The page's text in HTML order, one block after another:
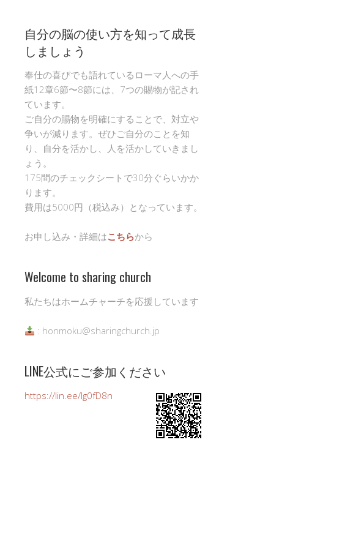
自分の脳の使い方を知って成長
しましょう
奉仕の喜びでも語れているローマ人への手
紙12章6節〜8節には、7つの賜物が記され
ています。
ご自分の賜物を明確にすることで、対立や
争いが減ります。ぜひご自分のことを知
り、自分を活かし、人を活かしていきまし
ょう。
175問のチェックシートで30分ぐらいかか
ります。
費用は5000円（税込み）となっています。
お申し込み・詳細はこちらから
Welcome to sharing church
私たちはホームチャーチを応援しています
: honmoku@sharingchurch.jp
LINE公式にご参加ください
https://lin.ee/Ig0fD8n